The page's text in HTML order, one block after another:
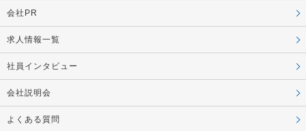
会社PR
求人情報一覧
社員インタビュー
会社説明会
よくある質問